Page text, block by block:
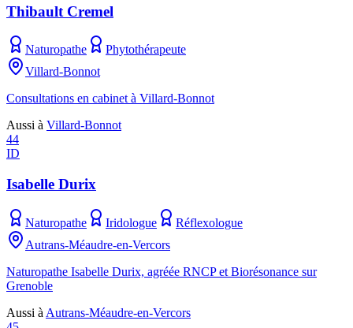
Thibault Cremel
Naturopathe
Phytothérapeute
Villard-Bonnot
Consultations en cabinet à Villard-Bonnot
Aussi à Villard-Bonnot
44
ID
Isabelle Durix
Naturopathe Iridologue
Réflexologue
Autrans-Méaudre-en-Vercors
Naturopathe Isabelle Durix, agréée RNCP et Biorésonance sur
Grenoble
Aussi à Autrans-Méaudre-en-Vercors